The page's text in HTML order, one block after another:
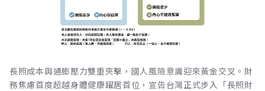
長照成本與通膨壓力雙重夾擊，國人風險意識迎來黃金交叉。財
務焦慮首度超越身體健康躍居首位，宣告台灣正式步入「長照財